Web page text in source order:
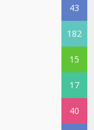
43
182
15
17
40